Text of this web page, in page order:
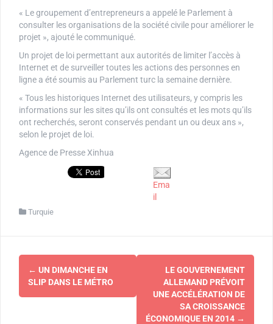
« Le groupement d’entrepreneurs a appelé le Parlement à
consulter les organisations de la société civile pour améliorer le
projet », ajouté le communiqué.
Un projet de loi permettant aux autorités de limiter l’accès à
Internet et de surveiller toutes les actions des personnes en
ligne a été soumis au Parlement turc la semaine dernière.
« Tous les historiques Internet des utilisateurs, y compris les
informations sur les sites qu’ils ont consultés et les mots qu’ils
ont recherchés, seront conservés pendant un ou deux ans »,
selon le projet de loi.
Agence de Presse Xinhua
Ema
il
Turquie
Navigation
d'article
← UN DIMANCHE EN
SLIP DANS LE MÉTRO
LE GOUVERNEMENT
ALLEMAND PRÉVOIT
UNE ACCÉLÉRATION DE
SA CROISSANCE
ÉCONOMIQUE EN 2014 →